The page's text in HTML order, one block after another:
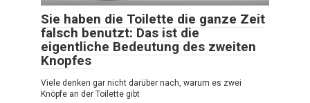
Sie haben die Toilette die ganze Zeit
falsch benutzt: Das ist die
eigentliche Bedeutung des zweiten
Knopfes
Viele denken gar nicht darüber nach, warum es zwei
Knöpfe an der Toilette gibt